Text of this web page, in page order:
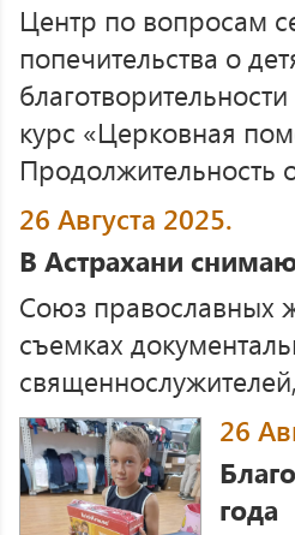
Центр по вопросам
попечительства о
курс «Церковная
Продолжительность
26 Августа 2025.
В Астрахани
Союз православных
съемках
26
года